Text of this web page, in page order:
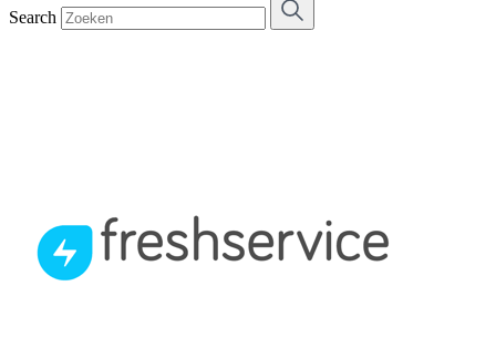
Search